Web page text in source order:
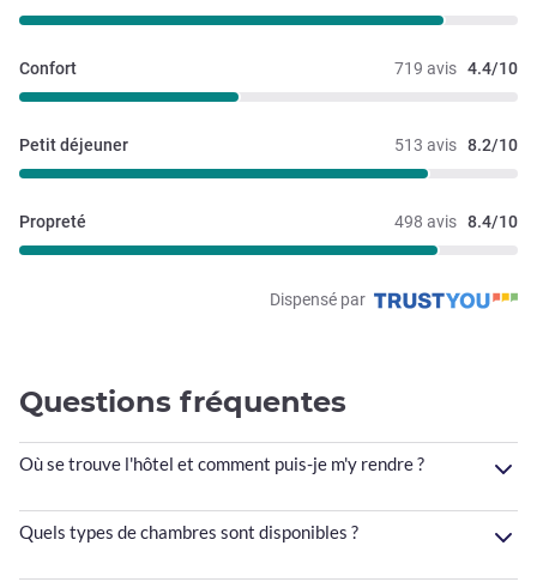
719 avis 4.4/10
Confort
513 avis 8.2/10
Petit déjeuner
498 avis 8.4/10
Propreté
Dispensé par
Questions fréquentes
Où se trouve l'hôtel et comment puis-je m'y rendre ?
Quels types de chambres sont disponibles ?